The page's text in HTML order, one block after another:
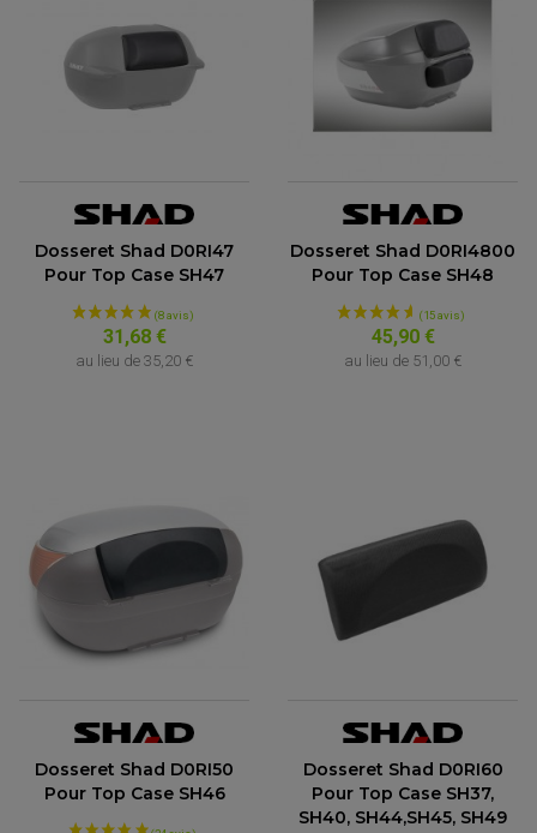
(9 avis)
Dosseret Shad D0RI47
Pour Top Case SH47
31,68 €
au lieu de 35,20 €
Dosseret Shad D0RI4800
Pour Top Case SH48
45,90 €
au lieu de 51,00 €
Dosseret Shad D0RI50
Pour Top Case SH46
Dosseret Shad D0RI60
Pour Top Case SH37,
SH40, SH44,SH45, SH49